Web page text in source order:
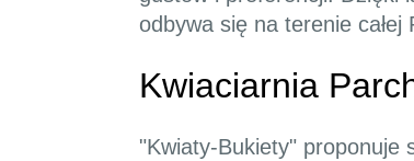
odbywa się na terenie całej
Kwiaciarnia
"Kwiaty-Bukiety" proponuje